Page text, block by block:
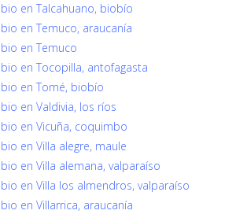
en Talcahuano, biobío
en Temuco, araucanía
en Temuco
en Tocopilla, antofagasta
en Tomé, biobío
en Valdivia, los ríos
en Vicuña, coquimbo
en Villa alegre, maule
en Villa alemana, valparaíso
en Villa los almendros, valparaíso
en Villarrica, araucanía